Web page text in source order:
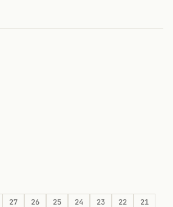
27 26 25 24 23 22 21